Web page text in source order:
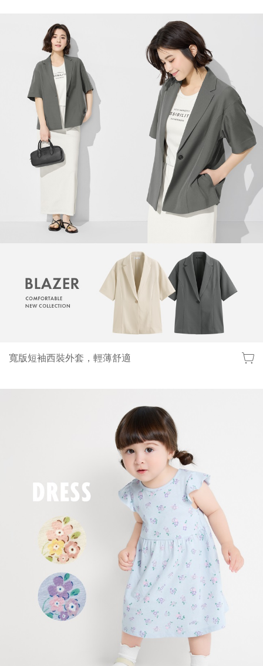
寬版短袖西裝外套，輕薄舒適